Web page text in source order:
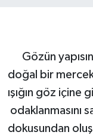
Gözün
doğal bir mercek
ışığın göz
odaklanmasını
dokusundan